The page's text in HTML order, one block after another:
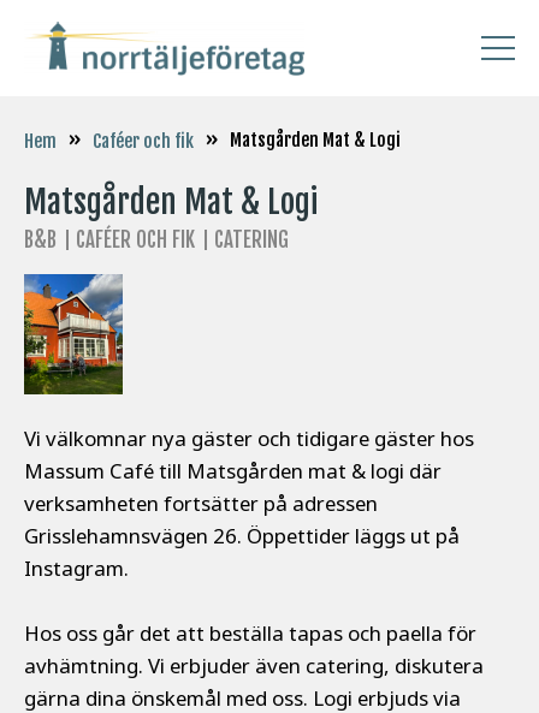
Hem » Caféer och fik » Matsgården Mat & Logi
Matsgården Mat & Logi
B&B CAFÉER OCH FIK CATERING
Vi välkomnar nya gäster och tidigare gäster hos
Massum Café till Matsgården mat & logi där
verksamheten fortsätter på adressen
Grisslehamnsvägen 26. Öppettider läggs ut på
Instagram.
Hos oss går det att beställa tapas och paella för
avhämtning. Vi erbjuder även catering, diskutera
gärna dina önskemål med oss. Logi erbjuds via